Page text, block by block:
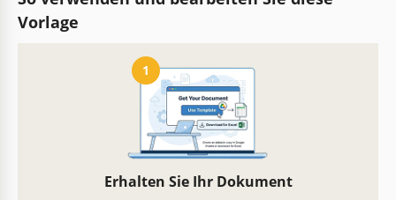
Vorlage
1
Erhalten Sie Ihr Dokument